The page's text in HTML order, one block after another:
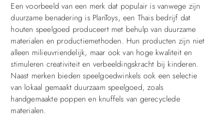
Een voorbeeld van een merk dat populair is vanwege zijn
duurzame benadering is PlanToys, een Thais bedrijf dat
houten speelgoed produceert met behulp van duurzame
materialen en productiemethoden. Hun producten zijn niet
alleen milieuvriendelijk, maar ook van hoge kwaliteit en
stimuleren creativiteit en verbeeldingskracht bij kinderen.
Naast merken bieden speelgoedwinkels ook een selectie
van lokaal gemaakt duurzaam speelgoed, zoals
handgemaakte poppen en knuffels van gerecyclede
materialen.